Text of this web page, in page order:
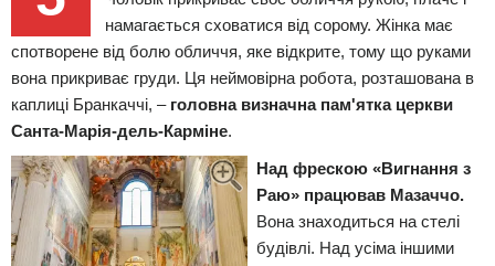
намагається сховатися від сорому. Жінка має
спотворене від болю обличчя, яке відкрите, тому що руками
вона прикриває груди. Ця неймовірна робота, розташована в
каплиці Бранкаччі, – головна визначна пам'ятка церкви
Санта-Марія-дель-Карміне.
Над фрескою «Вигнання з
Раю» працював Мазаччо.
Вона знаходиться на стелі
будівлі. Над усіма іншими